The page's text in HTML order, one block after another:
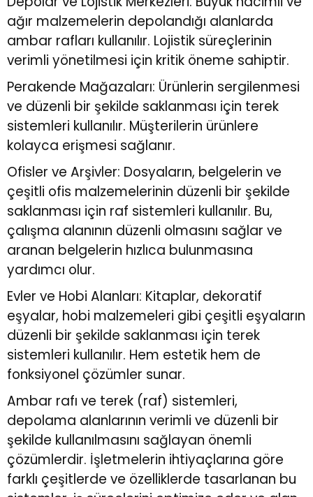
ağır malzemelerin depolandığı alanlarda
ambar rafları kullanılır. Lojistik süreçlerinin
verimli yönetilmesi için kritik öneme sahiptir.
Perakende Mağazaları: Ürünlerin sergilenmesi
ve düzenli bir şekilde saklanması için terek
sistemleri kullanılır. Müşterilerin ürünlere
kolayca erişmesi sağlanır.
Ofisler ve Arşivler: Dosyaların, belgelerin ve
çeşitli ofis malzemelerinin düzenli bir şekilde
saklanması için raf sistemleri kullanılır. Bu,
çalışma alanının düzenli olmasını sağlar ve
aranan belgelerin hızlıca bulunmasına
yardımcı olur.
Evler ve Hobi Alanları: Kitaplar, dekoratif
eşyalar, hobi malzemeleri gibi çeşitli eşyaların
düzenli bir şekilde saklanması için terek
sistemleri kullanılır. Hem estetik hem de
fonksiyonel çözümler sunar.
Ambar rafı ve terek (raf) sistemleri,
depolama alanlarının verimli ve düzenli bir
şekilde kullanılmasını sağlayan önemli
çözümlerdir. İşletmelerin ihtiyaçlarına göre
farklı çeşitlerde ve özelliklerde tasarlanan bu